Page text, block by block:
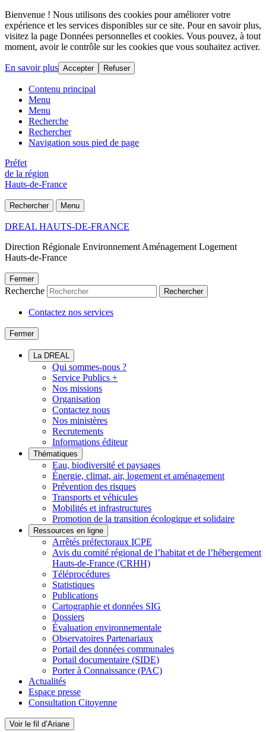
Bienvenue ! Nous utilisons des cookies pour améliorer votre
expérience et les services disponibles sur ce site. Pour en savoir plus,
visitez la page Données personnelles et cookies. Vous pouvez, à tout
moment, avoir le contrôle sur les cookies que vous souhaitez activer.
En savoir plus Accepter Refuser
Contenu principal
Menu
Menu
Recherche
Rechercher
Navigation sous pied de page
Préfet
de la région
Hauts-de-France
Rechercher Menu
DREAL HAUTS-DE-FRANCE
Direction Régionale Environnement Aménagement Logement
Hauts-de-France
Fermer
Recherche Rechercher
Contactez nos services
Fermer
La DREAL
Qui sommes-nous ?
Service Publics +
Nos missions
Organisation
Contactez nous
Nos ministères
Recrutements
Informations éditeur
Thématiques
Eau, biodiversité et paysages
Énergie, climat, air, logement et aménagement
Prévention des risques
Transports et véhicules
Mobilités et infrastructures
Promotion de la transition écologique et solidaire
Ressources en ligne
Arrêtés préfectoraux ICPE
Avis du comité régional de l’habitat et de l’hébergement
Hauts-de-France (CRHH)
Téléprocédures
Statistiques
Publications
Cartographie et données SIG
Dossiers
Évaluation environnementale
Observatoires Partenariaux
Portail des données communales
Portail documentaire (SIDE)
Porter à Connaissance (PAC)
Actualités
Espace presse
Consultation Citoyenne
Voir le fil d’Ariane